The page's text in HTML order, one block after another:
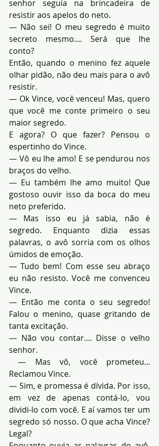
senhor seguia na brincadeira de
resistir aos apelos do neto.
— Não sei! O meu segredo é muito
secreto mesmo.... Será que lhe
conto?
Então, quando o menino fez aquele
olhar pidão, não deu mais para o avô
resistir.
— Ok Vince, você venceu! Mas, quero
que você me conte primeiro o seu
maior segredo.
E agora? O que fazer? Pensou o
espertinho do Vince.
— Vô eu lhe amo! E se pendurou nos
braços do velho.
— Eu também lhe amo muito! Que
gostoso ouvir isso da boca do meu
neto preferido.
— Mas isso eu já sabia, não é
segredo. Enquanto dizia essas
palavras, o avô sorria com os olhos
úmidos de emoção.
— Tudo bem! Com esse seu abraço
eu não resisto. Você me convenceu
Vince.
— Então me conta o seu segredo!
Falou o menino, quase gritando de
tanta excitação.
— Não vou contar.... Disse o velho
senhor.
— Mas vô, você prometeu...
Reclamou Vince.
— Sim, e promessa é dívida. Por isso,
em vez de apenas contá-lo, vou
dividi-lo com você. E aí vamos ter um
segredo só nosso. O que acha Vince?
Legal?